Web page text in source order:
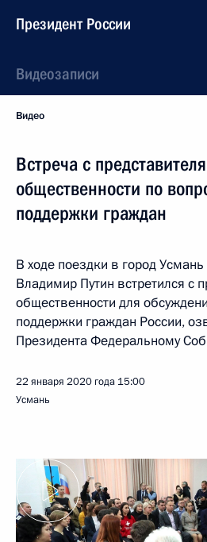
Президент России
Видеозаписи
Видео
Встреча с
общественности по
поддержки граждан
В ходе поездки в город
Владимир Путин встретился с
общественности для
поддержки граждан России,
Президента Федеральному
22 января 2020 года 15:00
Усмань